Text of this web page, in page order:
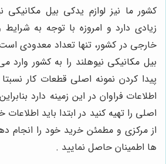
کشور ما نیز لوازم یدکی بیل مکانیکی
زیادی دارد و امروزه با توجه به
خارجی در کشور، تنها تعداد معدودی
بیل مکانیکی نیوهلند را به کشور
پیدا کردن نمونه اصلی قطعات کار
اطلاعات فراوان در این زمینه دارد
اصلی را تهیه کنید در ابتدا باید
از مرکزی و مطمئن خرید خود را انجام
ها اطمینان حاصل نمایید .